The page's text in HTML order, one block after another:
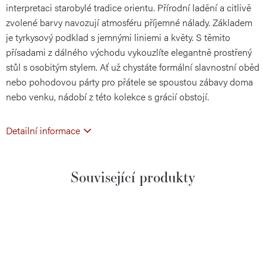
interpretaci starobylé tradice orientu. Přírodní ladění a citlivě
zvolené barvy navozují atmosféru příjemné nálady. Základem
je tyrkysový podklad s jemnými liniemi a květy. S těmito
přísadami z dálného východu vykouzlíte elegantně prostřený
stůl s osobitým stylem. Ať už chystáte formální slavnostní oběd
nebo pohodovou párty pro přátele se spoustou zábavy doma
nebo venku, nádobí z této kolekce s grácií obstojí.
Detailní informace
Související produkty